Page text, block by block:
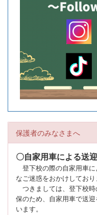
保護者のみなさまへ
〇自家用車による送
登下校の際の自家用車
なご迷惑をおかけしており
つきましては、登下校
保のため、自家用車で送
います。